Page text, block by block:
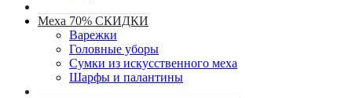
Меха 70% СКИДКИ
Варежки
Головные уборы
Сумки из искусственного меха
Шарфы и палантины